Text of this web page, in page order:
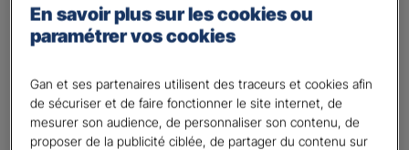
Percevoir un complément de revenu
Optimiser ma fiscalité
Plusieurs choix possibles
Vos informations :
En savoir plus sur les cookies ou
paramétrer vos cookies
Gan et ses partenaires utilisent des traceurs et cookies afin
de sécuriser et de faire fonctionner le site internet, de
mesurer son audience, de personnaliser son contenu, de
proposer de la publicité ciblée, de partager du contenu sur